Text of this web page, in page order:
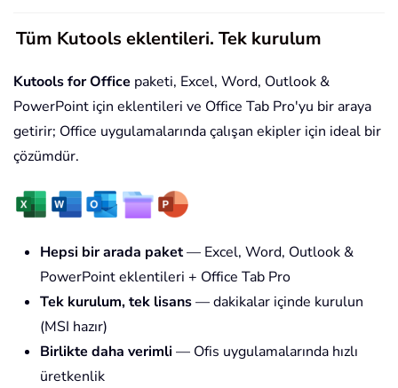
Tüm Kutools eklentileri. Tek kurulum
Kutools for Office paketi, Excel, Word, Outlook &
PowerPoint için eklentileri ve Office Tab Pro'yu bir araya
getirir; Office uygulamalarında çalışan ekipler için ideal bir
çözümdür.
Hepsi bir arada paket— Excel, Word, Outlook &
PowerPoint eklentileri + Office Tab Pro
Tek kurulum, tek lisans— dakikalar içinde kurulun
(MSI hazır)
Birlikte daha verimli — Ofis uygulamalarında hızlı
üretkenlik